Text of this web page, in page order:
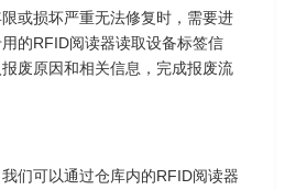
或损坏严重无法修复时，需要进
的RFID阅读器读取设备标签信
废原因和相关信息，完成报废流
们可以通过仓库内的RFID阅读器